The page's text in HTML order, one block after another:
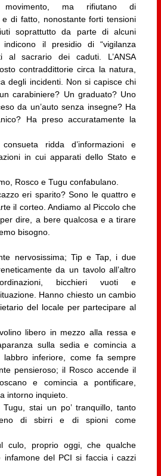
movimento, ma rifiutano di
di fatto, nonostante forti tensioni
soprattutto da parte di alcuni
il presidio di “vigilanza
al sacrario dei caduti. L’ANSA
contraddittorie circa la natura,
degli incidenti. Non si capisce chi
carabiniere? Un graduato? Uno
da un’auto senza insegne? Ha
Ha preso accuratamente la
ridda d’informazioni e
in cui apparati dello Stato e
Rosco e Tugu confabulano.
eri sparito? Sono le quattro e
il corteo. Andiamo al Piccolo che
dire, a bere qualcosa e a tirare
bisogno.
nervosissima; Tip e Tap, i due
da un tavolo all’altro
bicchieri vuoti e
Hanno chiesto un cambio
del locale per partecipare al
libero in mezzo alla ressa e
sulla sedia e comincia a
inferiore, come fa sempre
pensieroso; il Rosco accende il
e comincia a pontificare,
intorno inquieto.
stai un po’ tranquillo, tanto
di sbirri e di spioni come
culo, proprio oggi, che qualche
infamone del PCI si faccia i cazzi